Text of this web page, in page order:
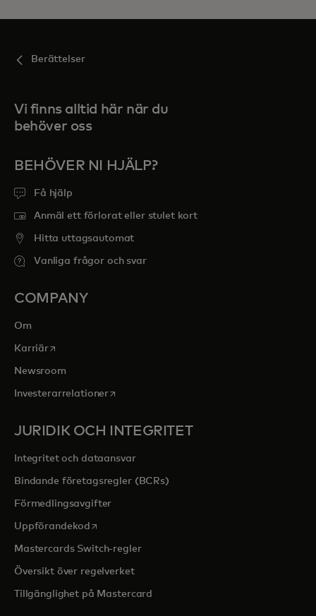
Berättelser
Vi finns alltid här när du
behöver oss
BEHÖVER NI HJÄLP?
Få hjälp
Anmäl ett förlorat eller stulet kort
Hitta uttagsautomat
Vanliga frågor och svar
COMPANY
Om
Karriäropens in a new tab
Newsroom
Investerarrelationeropens in a new tab
JURIDIK OCH INTEGRITET
Integritet och dataansvar
Bindande företagsregler (BCRs)
Förmedlingsavgifter
Uppförandekod opens in a new tab
Mastercards Switch-regler
Översikt över regelverket
Tillgänglighet på Mastercard